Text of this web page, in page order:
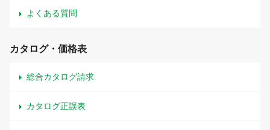
よくある質問
カタログ・価格表
総合カタログ請求
カタログ正誤表